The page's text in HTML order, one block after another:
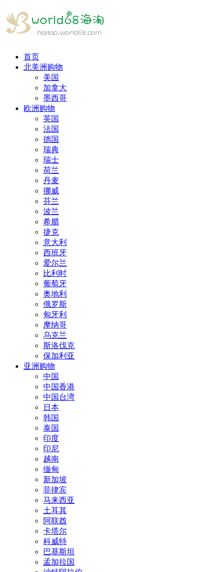
首页
北美洲购物
美国
加拿大
墨西哥
欧洲购物
英国
法国
德国
瑞典
瑞士
荷兰
丹麦
挪威
芬兰
波兰
希腊
捷克
意大利
西班牙
爱尔兰
比利时
葡萄牙
奥地利
俄罗斯
匈牙利
摩纳哥
乌克兰
斯洛伐克
保加利亚
亚洲购物
中国
中国香港
中国台湾
日本
韩国
泰国
印度
印尼
越南
缅甸
新加坡
菲律宾
马来西亚
土耳其
阿联酋
卡塔尔
科威特
巴基斯坦
孟加拉国